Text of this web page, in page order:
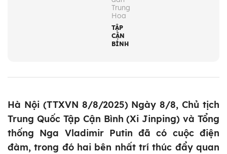
Trung
Hoa
TẬP
CẬN
BÌNH
Hà Nội (TTXVN 8/8/2025) Ngày 8/8, Chủ tịch
Trung Quốc Tập Cận Bình (Xi Jinping) và Tổng
thống Nga Vladimir Putin đã có cuộc điện
đàm, trong đó hai bên nhất trí thúc đẩy quan